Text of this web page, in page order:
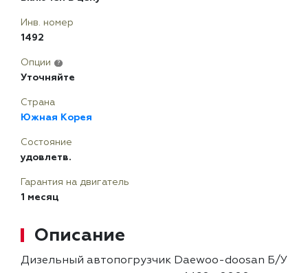
Инв. номер
1492
Опции ?
Уточняйте
Страна
Южная Корея
Состояние
удовлетв.
Гарантия на двигатель
1 месяц
Описание
Дизельный автопогрузчик Daewoo-doosan Б/У